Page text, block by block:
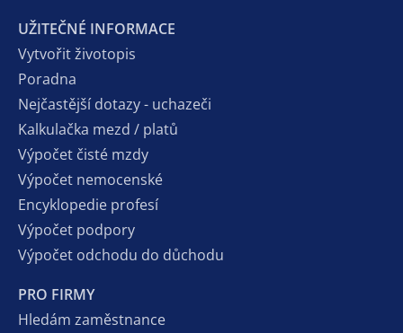
UŽITEČNÉ INFORMACE
Vytvořit životopis
Poradna
Nejčastější dotazy - uchazeči
Kalkulačka mezd / platů
Výpočet čisté mzdy
Výpočet nemocenské
Encyklopedie profesí
Výpočet podpory
Výpočet odchodu do důchodu
PRO FIRMY
Hledám zaměstnance